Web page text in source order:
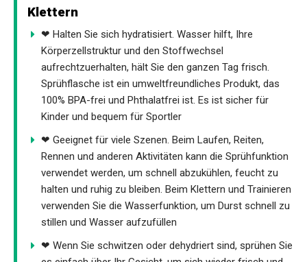
Klettern
❤ Halten Sie sich hydratisiert. Wasser hilft, Ihre
Körperzellstruktur und den Stoffwechsel
aufrechtzuerhalten, hält Sie den ganzen Tag frisch.
Sprühflasche ist ein umweltfreundliches Produkt, das
100% BPA-frei und Phthalatfrei ist. Es ist sicher für
Kinder und bequem für Sportler
❤ Geeignet für viele Szenen. Beim Laufen, Reiten,
Rennen und anderen Aktivitäten kann die Sprühfunktion
verwendet werden, um schnell abzukühlen, feucht zu
halten und ruhig zu bleiben. Beim Klettern und Trainieren
verwenden Sie die Wasserfunktion, um Durst schnell zu
stillen und Wasser aufzufüllen
❤ Wenn Sie schwitzen oder dehydriert sind, sprühen Sie